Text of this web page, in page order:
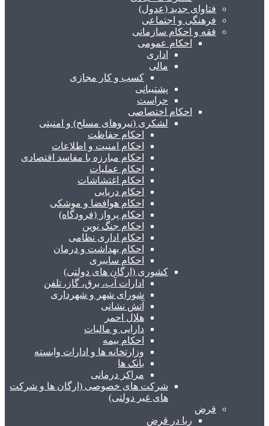
فتاوای جدید (عدول)
فرهنگی و اجتماعی
فقه و احکام سازمانی
احکام عمومی
اداری
مالی
کسب و کار مجازی
پشتیبانی
حراست
احکام اختصاصی
لشکری (نیروهای مسلح) و امنیتی
احکام حفاظت
احکام امنیت و اطلاعات
احکام مبارزه با مفاسد اقتصادی
احکام عملیات
احکام اغتشاشات
احکام دریایی
احکام هوافضا و موشکی
احکام پرواز (فرودگاه)
احکام جنگ نوین
احکام اداری نظامی
احکام بهداشت و درمان
احکام سایبری
کشوری (ارگان های دولتی)
ادارات آب، برق، گاز، تلفن
شورای شهر و شهرداری
آتش نشانی
هلال احمر
دارایی و مالیات
احکام بیمه
وزارتخانه ها و ادارات وابسته
بانک ها
مراکز درمانی
شرکت های خصوصی (ارگان ها و شرکت
های غیر دولتی)
قرض
ربا در قرض